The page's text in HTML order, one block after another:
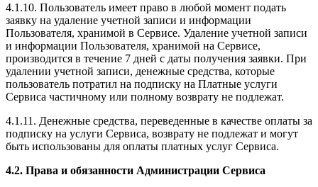
4.1.10. Пользователь имеет право в любой момент подать
заявку на удаление учетной записи и информации
Пользователя, хранимой в Сервисе. Удаление учетной записи
и информации Пользователя, хранимой на Сервисе,
производится в течение 7 дней с даты получения заявки. При
удалении учетной записи, денежные средства, которые
пользователь потратил на подписку на Платные услуги
Сервиса частичному или полному возврату не подлежат.
4.1.11. Денежные средства, переведенные в качестве оплаты за
подписку на услуги Сервиса, возврату не подлежат и могут
быть использованы для оплаты платных услуг Сервиса.
4.2. Права и обязанности Администрации Сервиса